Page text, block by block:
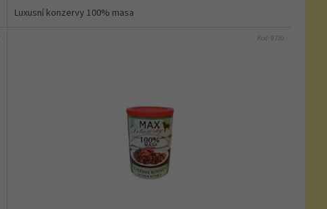
Luxusní konzervy 100% masa
Kód: 9730